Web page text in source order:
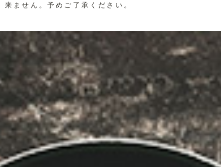
来ません。予めご了承ください。